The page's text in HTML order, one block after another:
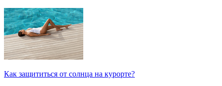
Как защититься от солнца на курорте?